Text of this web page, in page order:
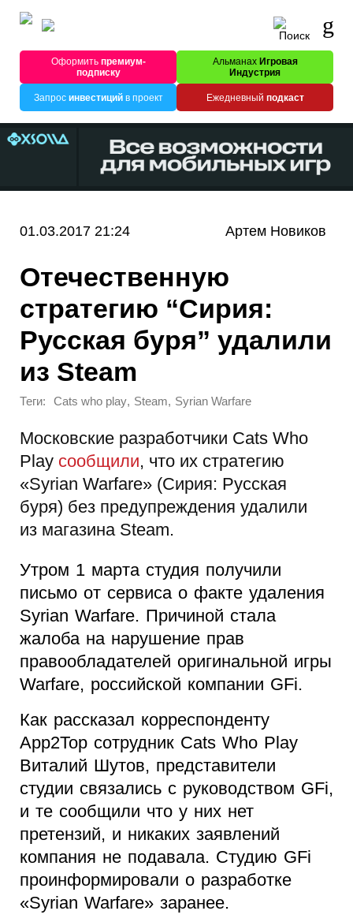
Оформитьпремиум-
подписку
Альманах Игровая
Индустрия
Запрос инвестицийв проект Ежедневный подкаст
01.03.2017 21:24 Артем Новиков
Отечественную
стратегию “Сирия:
Русская буря” удалили
из Steam
Теги: Cats who play, Steam, Syrian Warfare
Московские разработчики Cats Who
Play сообщили, что их стратегию
«Syrian Warfare» (Сирия: Русская
буря) без предупреждения удалили
из магазина Steam.
Утром 1 марта студия получили
письмо от сервиса о факте удаления
Syrian Warfare. Причиной стала
жалоба на нарушение прав
правообладателей оригинальной игры
Warfare, российской компании GFi.
Как рассказал корреспонденту
App2Top сотрудник Cats Who Play
Виталий Шутов, представители
студии связались с руководством GFi,
и те сообщили что у них нет
претензий, и никаких заявлений
компания не подавала. Студию GFi
проинформировали о разработке
«Syrian Warfare» заранее.